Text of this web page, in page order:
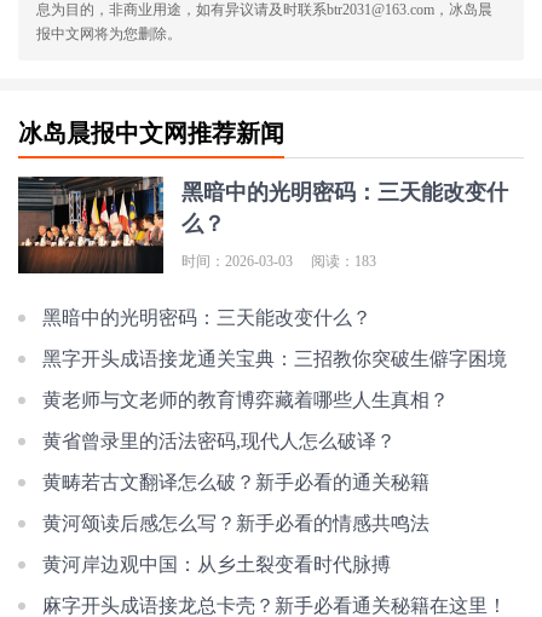
息为目的，非商业用途，如有异议请及时联系btr2031@163.com，冰岛晨
报中文网将为您删除。
冰岛晨报中文网推荐新闻
黑暗中的光明密码：三天能改变什
么？
时间：2026-03-03 阅读：183
黑暗中的光明密码：三天能改变什么？
黑字开头成语接龙通关宝典：三招教你突破生僻字困境
黄老师与文老师的教育博弈藏着哪些人生真相？
黄省曾录里的活法密码,现代人怎么破译？
黄畴若古文翻译怎么破？新手必看的通关秘籍
黄河颂读后感怎么写？新手必看的情感共鸣法
黄河岸边观中国：从乡土裂变看时代脉搏
麻字开头成语接龙总卡壳？新手必看通关秘籍在这里！